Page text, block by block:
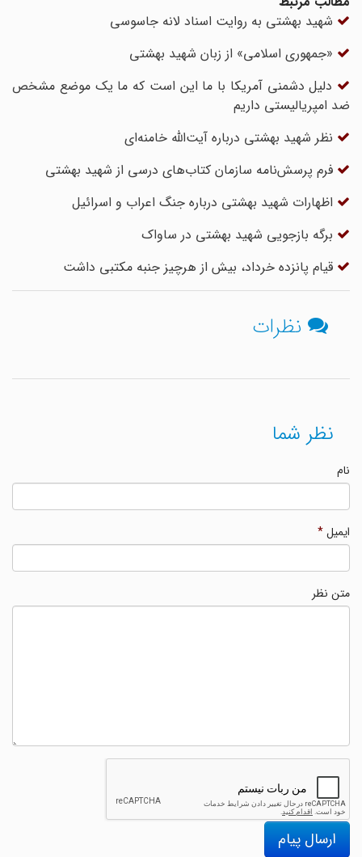
شهید بهشتی به روایت اسناد لانه جاسوسی
«جمهوری اسلامی» از زبان شهید بهشتی
دلیل دشمنی آمریکا با ما این است که ما یک موضع مشخص
ضد امپریالیستی داریم
نظر شهید بهشتی درباره آیت‌الله خامنه‌ای
فرم پرسش‌نامه سازمان کتاب‌های درسی از شهید بهشتی
اظهارات شهید بهشتی درباره جنگ اعراب و اسرائیل
برگه بازجویی شهید بهشتی در ساواک
قیام پانزده خرداد، بیش از هرچیز جنبه مکتبی داشت
نظرات
نظر شما
ایمیل*
متن نظر
ارسال پیام